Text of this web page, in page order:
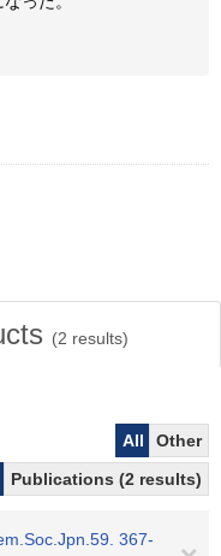
(2 results)
All
Other
Publications (2 results)
367-